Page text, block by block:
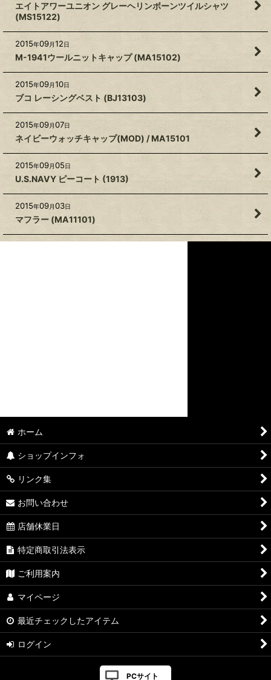
エイトアワーユニオン グレーヘリンボーンツイルシャツ
(MS15122)
2015年09月12日
M-1941ウールニットキャップ (MA15102)
2015年09月10日
ブコ レーシングベスト (BJ13103)
2015年09月07日
ネイビーウォッチキャップ(MOD) / MA15101
2015年09月05日
U.S.NAVY ピーコート (1913)
2015年09月03日
マフラー (MA11101)
ホーム
ショップインフォ
リンク集
お問い合わせ
店舗休業日
特定商取引法表示
ご利用案内
マイページ
最近チェックしたアイテム
ログイン
PCサイト